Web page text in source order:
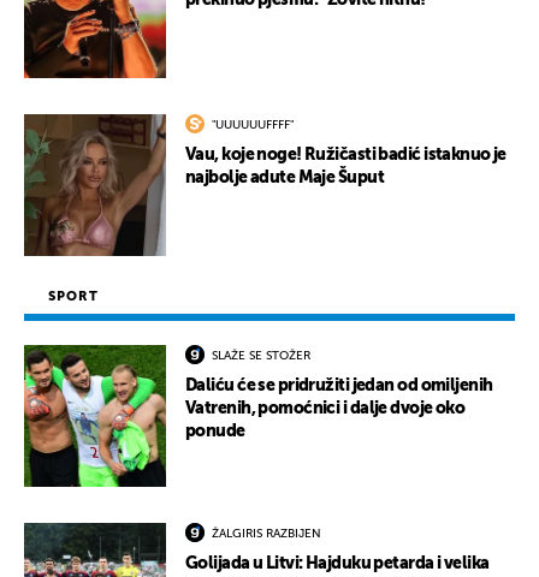
"UUUUUUFFFF"
Vau, koje noge! Ružičasti badić istaknuo je
najbolje adute Maje Šuput
SPORT
SLAŽE SE STOŽER
Daliću će se pridružiti jedan od omiljenih
Vatrenih, pomoćnici i dalje dvoje oko
ponude
ŽALGIRIS RAZBIJEN
Golijada u Litvi: Hajduku petarda i velika